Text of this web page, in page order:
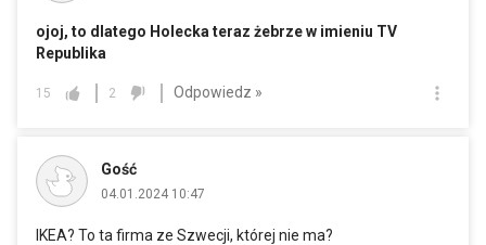
ojoj, to dlatego Holecka teraz żebrze w imieniu TV
Republika
15 2 Odpowiedz »
Gość
04.01.2024 10:47
IKEA? To ta firma ze Szwecji, której nie ma?